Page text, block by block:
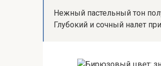
Нежный пастельный тон
Глубокий и сочный налет